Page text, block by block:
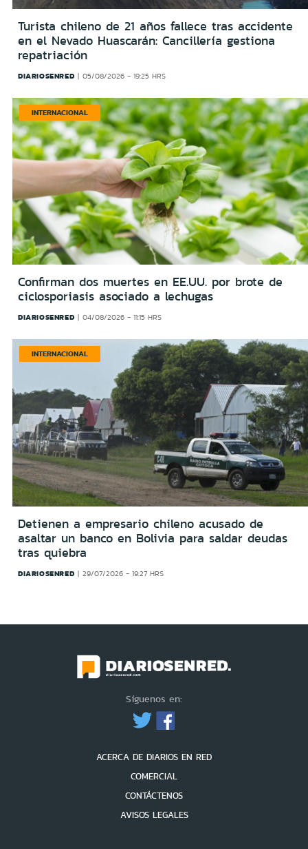
Turista chileno de 21 años fallece tras accidente
en el Nevado Huascarán: Cancillería gestiona
repatriación
DIARIOSENRED 05/08/2026 - 19:25 HRS
INTERNACIONAL
Confirman dos muertes en EE.UU. por brote de
ciclosporiasis asociado a lechugas
DIARIOSENRED 04/08/2026 - 11:15 HRS
INTERNACIONAL
Detienen a empresario chileno acusado de
asaltar un banco en Bolivia para saldar deudas
tras quiebra
DIARIOSENRED 29/07/2026 - 19:27 HRS
Síguenos en:
ACERCA DE DIARIOS EN RED
COMERCIAL
CONTÁCTENOS
AVISOS LEGALES